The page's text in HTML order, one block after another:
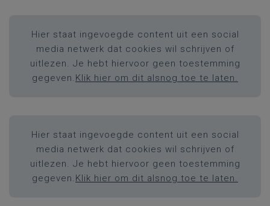
Hier staat ingevoegde content uit een social
media netwerk dat cookies wil schrijven of
uitlezen. Je hebt hiervoor geen toestemming
gegeven. Klik hier om dit alsnog toe te laten.
Hier staat ingevoegde content uit een social
media netwerk dat cookies wil schrijven of
uitlezen. Je hebt hiervoor geen toestemming
gegeven. Klik hier om dit alsnog toe te laten.